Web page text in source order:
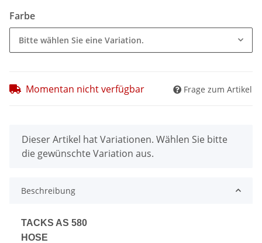
Farbe
Bitte wählen Sie eine Variation.
Momentan nicht verfügbar Frage zum Artikel
x
Dieser Artikel hat Variationen. Wählen Sie bitte
die gewünschte Variation aus.
Beschreibung
TACKS AS 580
HOSE